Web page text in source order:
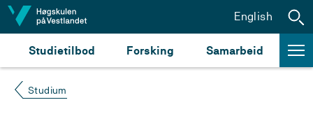
Hopp til innhald
Studietilbod Forsking Samarbeid
English
Studium